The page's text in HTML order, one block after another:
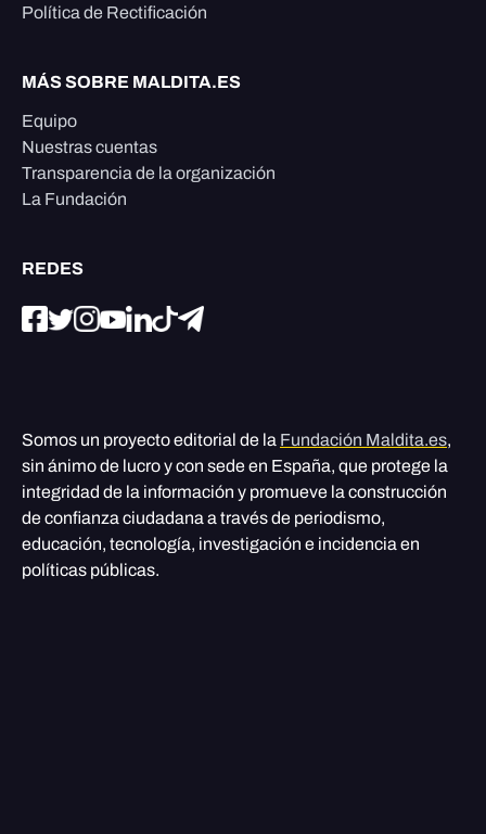
Política de Rectificación
MÁS SOBRE MALDITA.ES
Equipo
Nuestras cuentas
Transparencia de la organización
La Fundación
REDES
Somos un proyecto editorial de la Fundación Maldita.es,
sin ánimo de lucro y con sede en España, que protege la
integridad de la información y promueve la construcción
de confianza ciudadana a través de periodismo,
educación, tecnología, investigación e incidencia en
políticas públicas.